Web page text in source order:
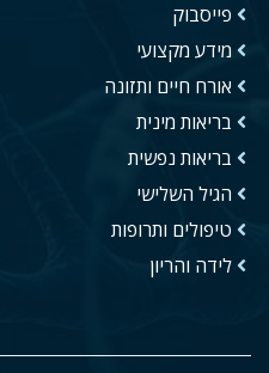
פייסבוק
מידע מקצועי
אורח חיים ותזונה
בריאות מינית
בריאות נפשית
הגיל השלישי
טיפולים ותרופות
לידה והריון